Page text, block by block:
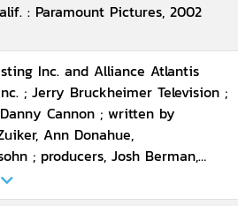
: Paramount Pictures, 2002
Inc. and Alliance Atlantis
; Jerry Bruckheimer Television ;
Cannon ; written by
Ann Donahue,
; producers, Josh Berman,